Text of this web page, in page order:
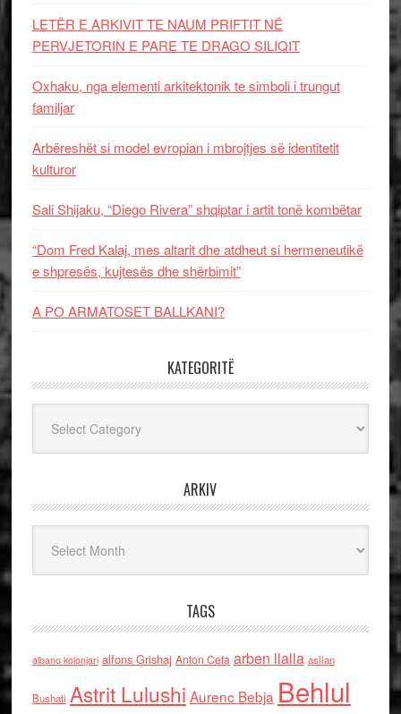
LETËR E ARKIVIT TE NAUM PRIFTIT NË
PERVJETORIN E PARE TE DRAGO SILIQIT
Oxhaku, nga elementi arkitektonik te simboli i trungut
familjar
Arbëreshët si model evropian i mbrojtjes së identitetit
kulturor
Sali Shijaku, “Diego Rivera” shqiptar i artit tonë kombëtar
“Dom Fred Kalaj, mes altarit dhe atdheut si hermeneutikë
e shpresës, kujtesës dhe shërbimit”
A PO ARMATOSET BALLKANI?
KATEGORITË
ARKIV
TAGS
albano kolonjari alfons Grishaj Anton Cefa arben llalla asllan
Bushati Astrit Lulushi Aurenc Bebja Behlul